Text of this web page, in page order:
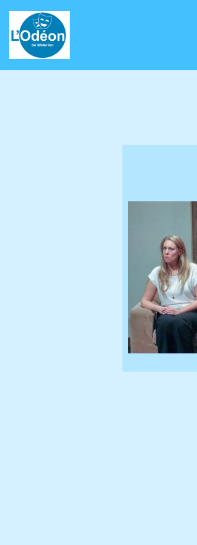
Aller